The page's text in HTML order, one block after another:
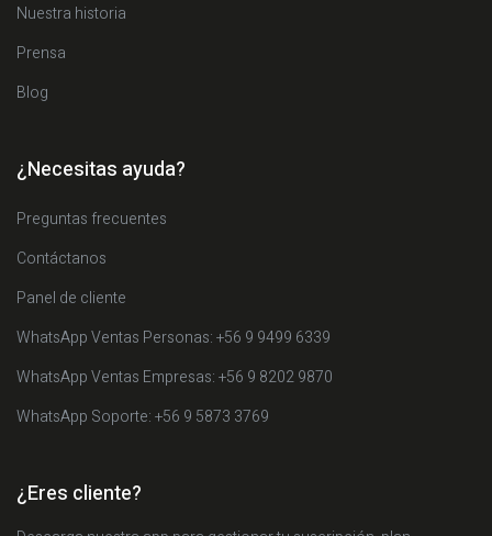
Nuestra historia
Prensa
Blog
¿Necesitas ayuda?
Preguntas frecuentes
Contáctanos
Panel de cliente
WhatsApp Ventas Personas: +56 9 9499 6339
WhatsApp Ventas Empresas: +56 9 8202 9870
WhatsApp Soporte: +56 9 5873 3769
¿Eres cliente?